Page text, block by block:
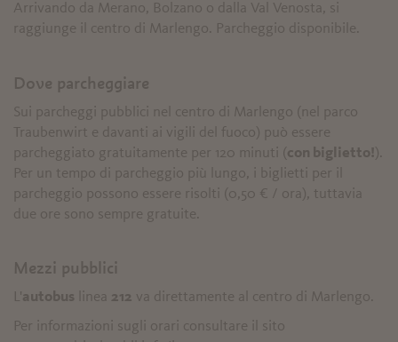
Arrivando da Merano, Bolzano o dalla Val Venosta, si
raggiunge il centro di Marlengo. Parcheggio disponibile.
Dove parcheggiare
Sui parcheggi pubblici nel centro di Marlengo (nel parco
Traubenwirt e davanti ai vigili del fuoco) può essere
parcheggiato gratuitamente per 120 minuti ( con biglietto!).
Per un tempo di parcheggio più lungo, i biglietti per il
parcheggio possono essere risolti (0,50 € / ora), tuttavia
due ore sono sempre gratuite.
Mezzi pubblici
L'autobus linea 212 va direttamente al centro di Marlengo.
Per informazioni sugli orari consultare il sito